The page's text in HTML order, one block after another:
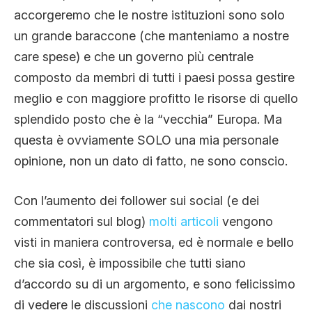
accorgeremo che le nostre istituzioni sono solo
un grande baraccone (che manteniamo a nostre
care spese) e che un governo più centrale
composto da membri di tutti i paesi possa gestire
meglio e con maggiore profitto le risorse di quello
splendido posto che è la “vecchia” Europa. Ma
questa è ovviamente SOLO una mia personale
opinione, non un dato di fatto, ne sono conscio.
Con l’aumento dei follower sui social (e dei
commentatori sul blog) molti articoli vengono
visti in maniera controversa, ed è normale e bello
che sia così, è impossibile che tutti siano
d’accordo su di un argomento, e sono felicissimo
di vedere le discussioni che nascono dai nostri